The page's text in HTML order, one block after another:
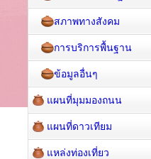
สภาพทางสังคม
การบริการพื้นฐาน
ข้อมูลอื่นๆ
แผนที่มุมมองถนน
แผนที่ดาวเทียม
แหล่งท่องเที่ยว